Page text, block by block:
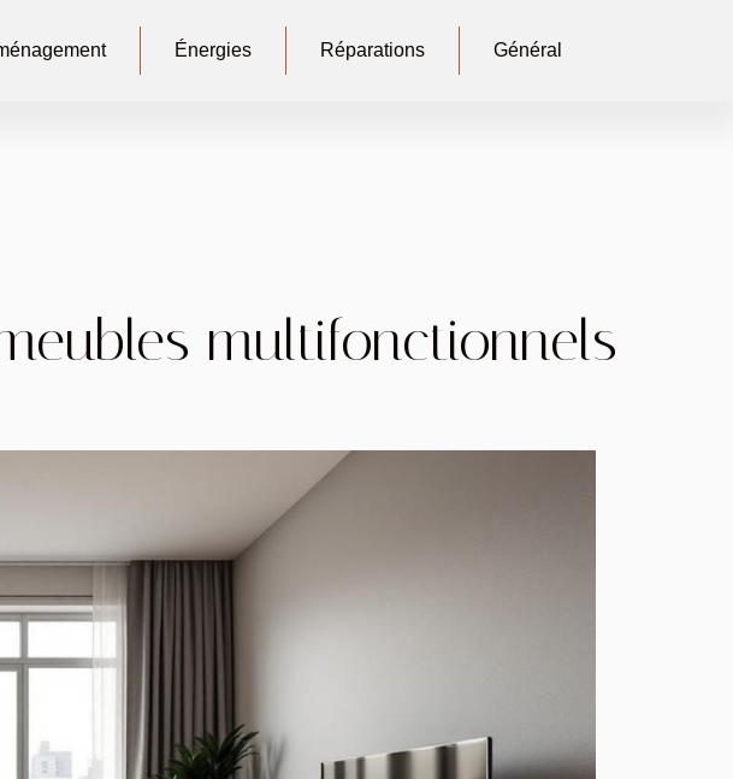
Énergies Réparations Général
multifonctionnels